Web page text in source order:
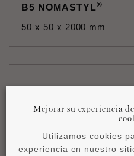
B5 NOMASTYL®
50 x 50 x 2000 mm
Mejorar su experiencia
Utilizamos cookies
experiencia en nuestro